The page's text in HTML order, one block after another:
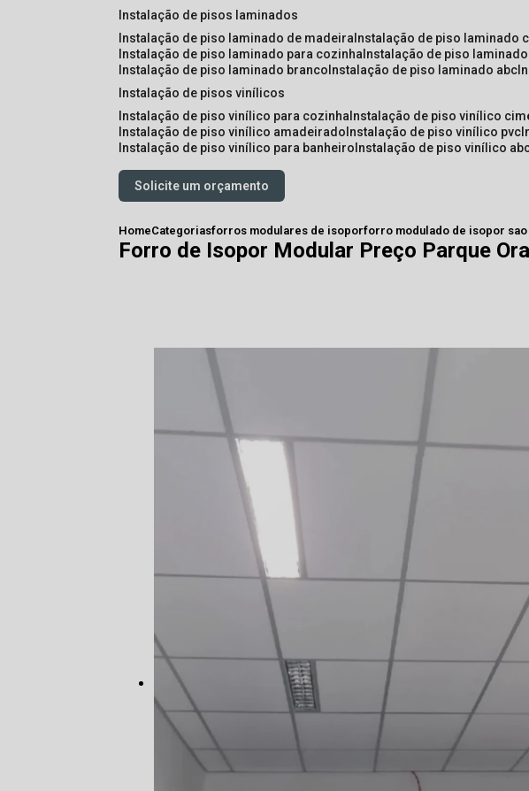
instalação de pisos laminados
instalação de piso laminado de madeira instalação de piso laminado
instalação de piso laminado para cozinha instalação de piso
instalação de piso laminado branco instalação de piso laminado abc
instalação de pisos vinílicos
instalação de piso vinílico para cozinha instalação de piso vinílico
instalação de piso vinílico amadeirado instalação de piso vinílico pvc
instalação de piso vinílico para banheiro instalação de piso vinílico
Solicite um orçamento
HomeCategoriasforros modulares de isoporforro modulado de isopor
Forro de Isopor Modular Preço Parque